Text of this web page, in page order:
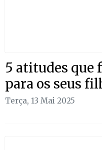
5 atitudes que
para os seus
Terça, 13 Mai 2025